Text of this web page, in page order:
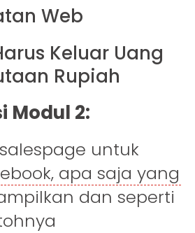
Web
Keluar Uang
Rupiah
Modul 2:
untuk
apa saja yang
dan seperti